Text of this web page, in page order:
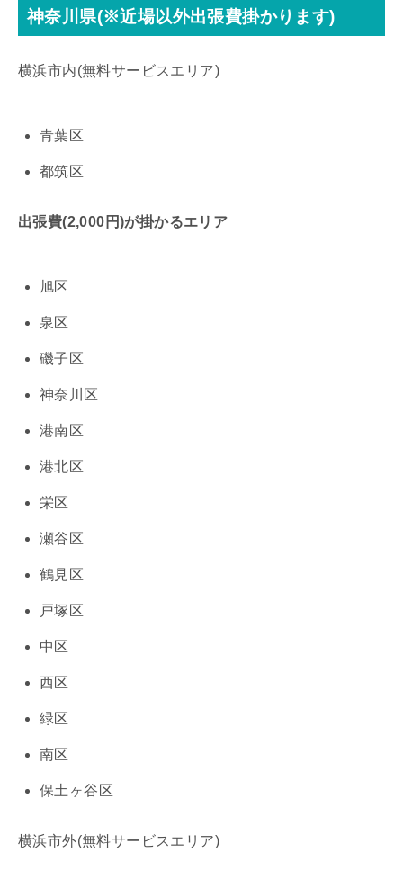
神奈川県(※近場以外出張費掛かります)
横浜市内(無料サービスエリア)
青葉区
都筑区
出張費(2,000円)が掛かるエリア
旭区
泉区
磯子区
神奈川区
港南区
港北区
栄区
瀬谷区
鶴見区
戸塚区
中区
西区
緑区
南区
保土ヶ谷区
横浜市外(無料サービスエリア)